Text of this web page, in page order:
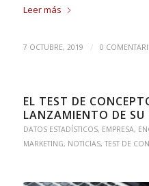
Leer más
7 OCTUBRE, 2019 / 0
EL TEST DE
LANZAMIENTO DE SU
DATOS ESTADÍSTICOS, EMPRESA,
MARKETING, NOTICIAS, TEST DE